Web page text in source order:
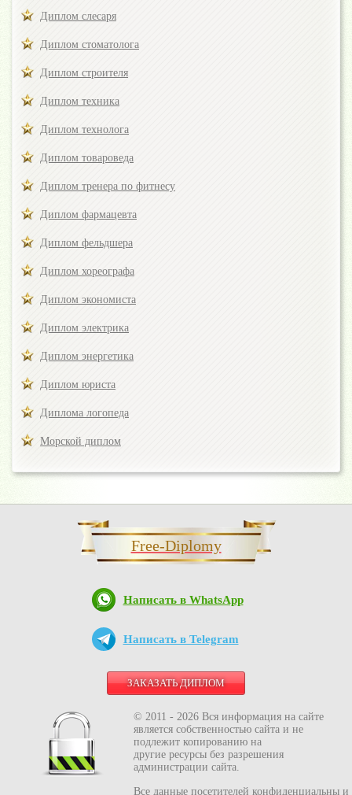
Диплом слесаря
Диплом стоматолога
Диплом строителя
Диплом техника
Диплом технолога
Диплом товароведа
Диплом тренера по фитнесу
Диплом фармацевта
Диплом фельдшера
Диплом хореографа
Диплом экономиста
Диплом электрика
Диплом энергетика
Диплом юриста
Диплома логопеда
Морской диплом
Free-Diplomy
Написать в WhatsApp
Написать в Telegram
ЗАКАЗАТЬ ДИПЛОМ
© 2011 - 2026 Вся информация на сайте
является собственностью сайта и не
подлежит копированию на
другие ресурсы без разрешения
администрации сайта.
Все данные посетителей конфиденциальны и